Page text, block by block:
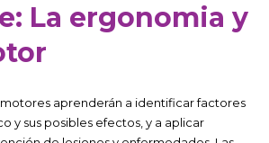
La ergonomia y
aprenderán a identificar factores
y sus posibles efectos, y a aplicar